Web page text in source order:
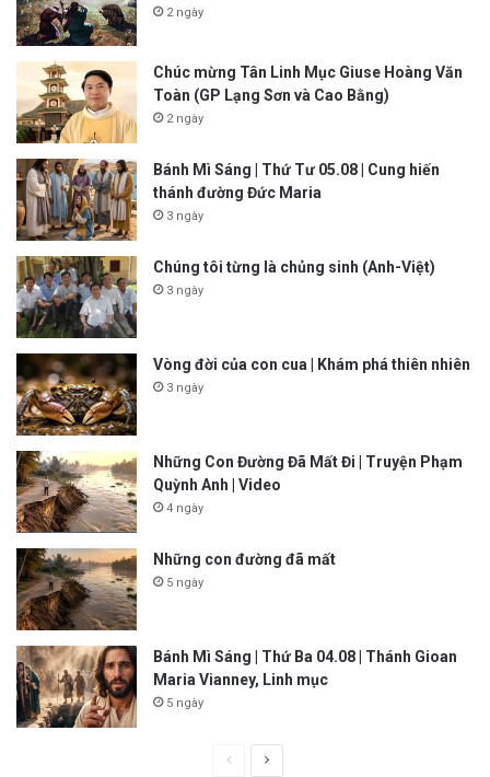
2 ngày
Chúc mừng Tân Linh Mục Giuse Hoàng Văn
Toàn (GP Lạng Sơn và Cao Bằng)
2 ngày
Bánh Mì Sáng | Thứ Tư 05.08 | Cung hiến
thánh đường Đức Maria
3 ngày
Chúng tôi từng là chủng sinh (Anh-Việt)
3 ngày
Vòng đời của con cua | Khám phá thiên nhiên
3 ngày
Những Con Đường Đã Mất Đi | Truyện Phạm
Quỳnh Anh | Video
4 ngày
Những con đường đã mất
5 ngày
Bánh Mì Sáng | Thứ Ba 04.08 | Thánh Gioan
Maria Vianney, Linh mục
5 ngày